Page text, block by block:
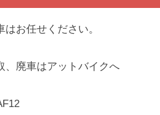
お任せください。
、廃車はアットバイクへ